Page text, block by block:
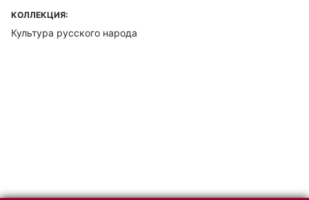
КОЛЛЕКЦИЯ:
Культура русского народа